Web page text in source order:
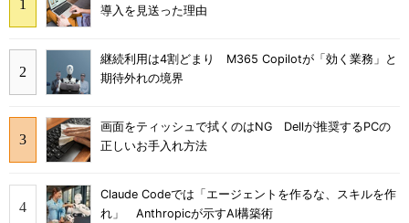
導入を見送った理由
継続利用は4割どまり M365 Copilotが「効く業務」と
期待外れの境界
画面をティッシュで拭くのはNG Dellが推奨するPCの
正しいお手入れ方法
Claude Codeでは「エージェントを作るな、スキルを作
れ」 Anthropicが示すAI構築術